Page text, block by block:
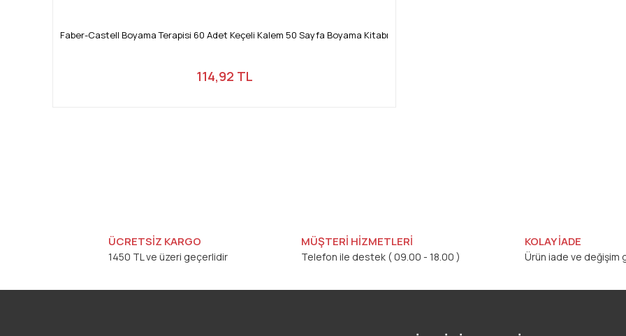
Faber-Castell Boyama Terapisi 60 Adet Keçeli Kalem 50 Sayfa Boyama Kitabı
114,92 TL
ÜCRETSİZ KARGO
1450 TL ve üzeri geçerlidir
MÜŞTERİ HİZMETLERİ
Telefon ile destek ( 09.00 - 18.00 )
KOLAY İADE
Ürün iade ve değişim